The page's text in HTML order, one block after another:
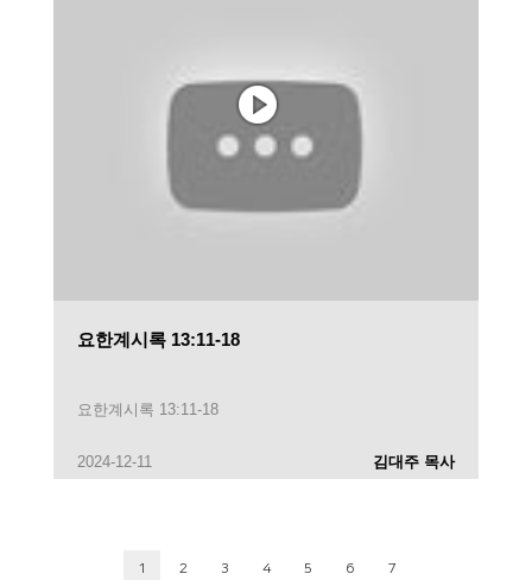
요한계시록 13:11-18
요한계시록 13:11-18
2024-12-11 김대주 목사
1 2 3 4 5 6 7